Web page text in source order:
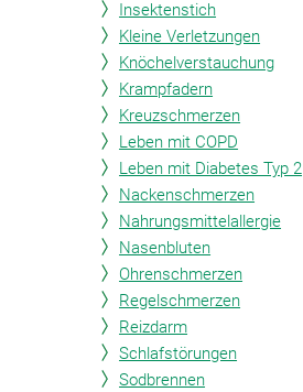
Insektenstich
Kleine Verletzungen
Knöchelverstauchung
Krampfadern
Kreuzschmerzen
Leben mit COPD
Leben mit Diabetes Typ 2
Nackenschmerzen
Nahrungsmittelallergie
Nasenbluten
Ohrenschmerzen
Regelschmerzen
Reizdarm
Schlafstörungen
Sodbrennen